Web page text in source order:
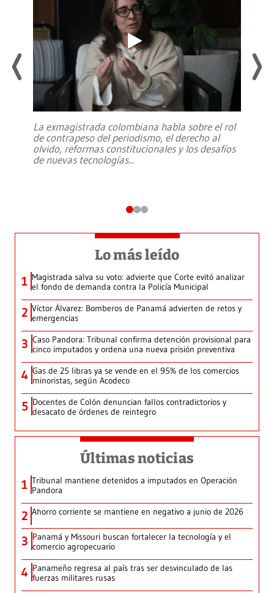
La exmagistrada colombiana habla sobre el rol
de contrapeso del periodismo, el derecho al
olvido, reformas constitucionales y los desafíos
de nuevas tecnologías...
Lo más leído
1 Magistrada salva su voto: advierte que Corte evitó analizar
el fondo de demanda contra la Policía Municipal
2 Víctor Álvarez: Bomberos de Panamá advierten de retos y
emergencias
3 Caso Pandora: Tribunal confirma detención provisional para
cinco imputados y ordena una nueva prisión preventiva
4 Gas de 25 libras ya se vende en el 95% de los comercios
minoristas, según Acodeco
5 Docentes de Colón denuncian fallos contradictorios y
desacato de órdenes de reintegro
Últimas noticias
1 Tribunal mantiene detenidos a imputados en Operación
Pandora
2 Ahorro corriente se mantiene en negativo a junio de 2026
3 Panamá y Missouri buscan fortalecer la tecnología y el
comercio agropecuario
4 Panameño regresa al país tras ser desvinculado de las
fuerzas militares rusas